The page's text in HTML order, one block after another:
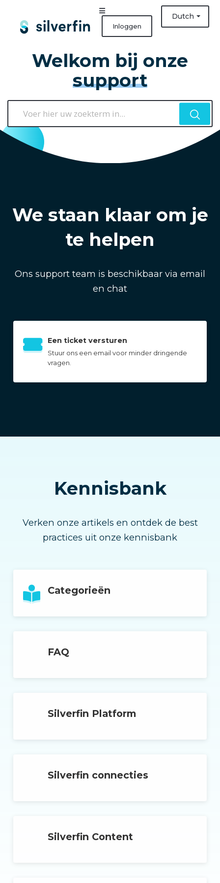
Dutch
Inloggen
Welkom bij onze
support
We staan klaar om je
te helpen
Ons support team is beschikbaar via email
en chat
Een ticket versturen
Stuur ons een email voor minder dringende
vragen.
Kennisbank
Verken onze artikels en ontdek de best
practices uit onze kennisbank
Categorieën
FAQ
Silverfin Platform
Silverfin connecties
Silverfin Content